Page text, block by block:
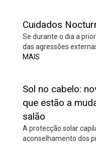
Cuidados
Se durante o dia a
das agressões
MAIS
Sol no cabelo:
que estão a
salão
A protecção solar
aconselhamento dos